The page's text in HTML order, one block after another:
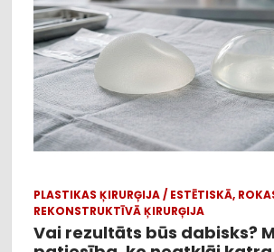
PLASTIKAS ĶIRURĢIJA / ESTĒTISKĀ,
REKONSTRUKTĪVĀ ĶIRURĢIJA
Vai rezultāts būs dabisks?